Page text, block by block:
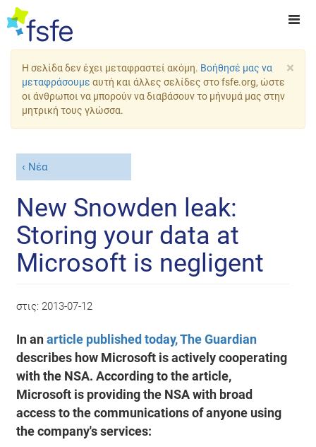
×
Η σελίδα δεν έχει μεταφραστεί ακόμη. Βοήθησέ μας να
μεταφράσουμε αυτή και άλλες σελίδες στο fsfe.org, ώστε
οι άνθρωποι να μπορούν να διαβάσουν το μήνυμά μας στην
μητρική τους γλώσσα.
Νέα
New Snowden leak:
Storing your data at
Microsoft is negligent
στις: 2013-07-12
In anarticle published today, The Guardian
describes how Microsoft is actively cooperating
with the NSA. According to the article,
Microsoft is providing the NSA with broad
access to the communications of anyone using
the company's services: